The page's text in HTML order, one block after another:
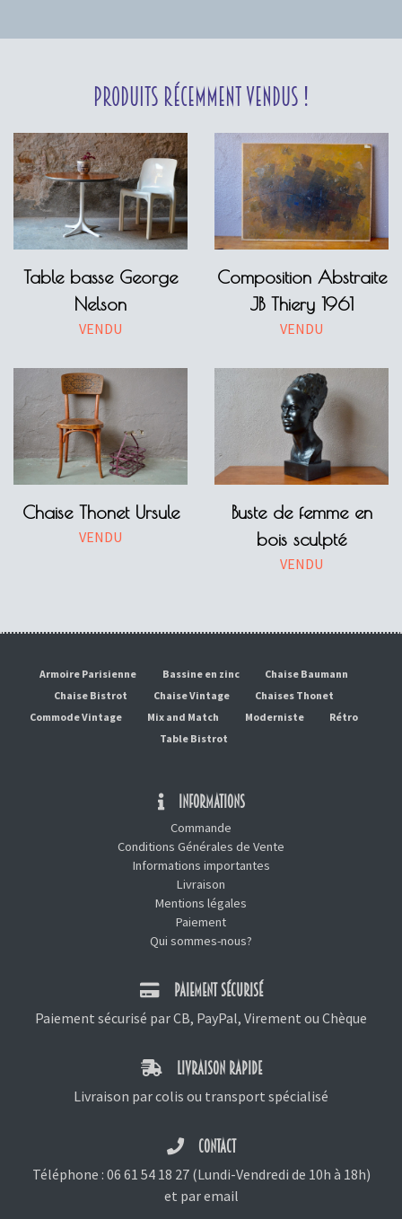
Produits récemment vendus !
Table basse George
Nelson
VENDU
Composition Abstraite
JB Thiery 1961
VENDU
Chaise Thonet Ursule
VENDU
Buste de femme en
bois sculpté
VENDU
Armoire Parisienne Bassine en zinc
Chaise Baumann
Chaise Bistrot
Chaise Vintage
Chaises Thonet
Commode Vintage
Mix and Match Moderniste
Rétro
Table Bistrot
INFORMATIONS
Commande
Conditions Générales de Vente
Informations importantes
Livraison
Mentions légales
Paiement
Qui sommes-nous?
PAIEMENT SÉCURISÉ
Paiement sécurisé par CB, PayPal, Virement ou Chèque
LIVRAISON RAPIDE
Livraison par colis ou transport spécialisé
CONTACT
Téléphone : 06 61 54 18 27(Lundi-Vendredi de 10h à 18h)
et par email